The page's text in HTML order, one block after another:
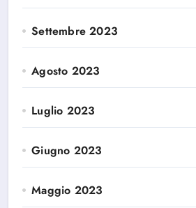
Settembre 2023
Agosto 2023
Luglio 2023
Giugno 2023
Maggio 2023